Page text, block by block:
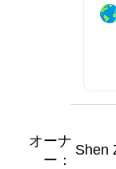
オーナ
ー：
Shen